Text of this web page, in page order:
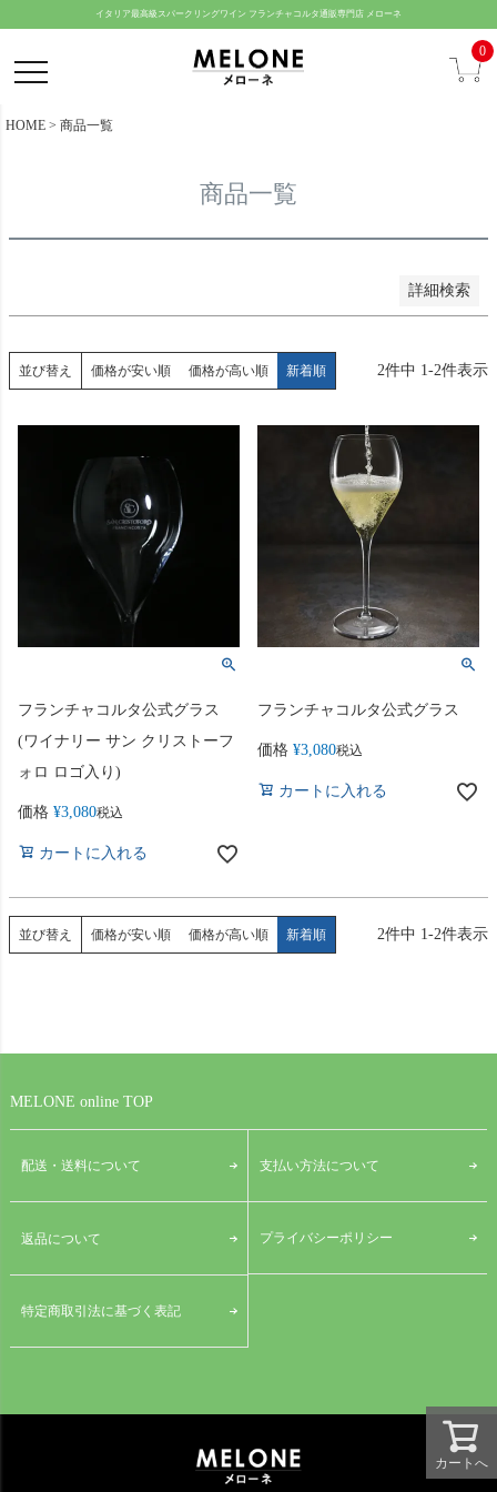
イタリア最高級スパークリングワイン フランチャコルタ通販専門店 メローネ
0
HOME 商品一覧
商品一覧
詳細検索
新着順
優先度順
キーワードヒット順
検索
並び替え 価格が安い順 価格が高い順 新着順 2件中 1-2件表示
フランチャコルタ公式グラス
(ワイナリー サン クリストーフ
ォロ ロゴ入り)
価格 ¥3,080税込
カートに入れる
フランチャコルタ公式グラス
価格 ¥3,080税込
カートに入れる
並び替え 価格が安い順 価格が高い順 新着順 2件中 1-2件表示
カートへ
ジト
ップ
MELONE online TOP
配送・送料について 支払い方法について
返品について プライバシーポリシー
特定商取引法に基づく表記